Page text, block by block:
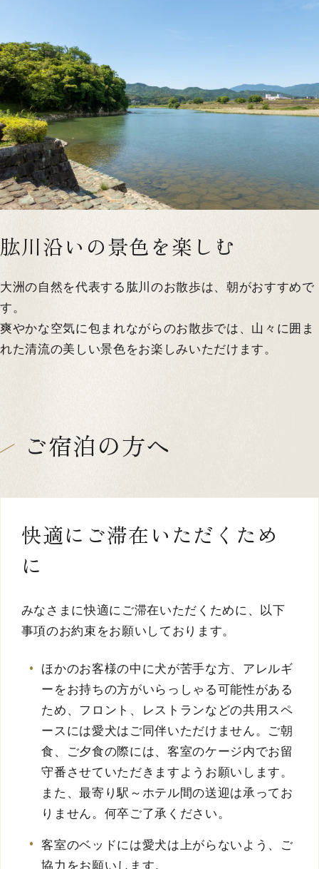
肱川沿いの景色を楽しむ
大洲の自然を代表する肱川のお散歩は、朝がおすすめで
す。
爽やかな空気に包まれながらのお散歩では、山々に囲ま
れた清流の美しい景色をお楽しみいただけます。
ご宿泊の方へ
快適にご滞在いただくため
に
みなさまに快適にご滞在いただくために、以下
事項のお約束をお願いしております。
ほかのお客様の中に犬が苦手な方、アレルギ
ーをお持ちの方がいらっしゃる可能性がある
ため、フロント、レストランなどの共用スペ
ースには愛犬はご同伴いただけません。ご朝
食、ご夕食の際には、客室のケージ内でお留
守番させていただきますようお願いします。
また、最寄り駅～ホテル間の送迎は承ってお
りません。何卒ご了承ください。
客室のベッドには愛犬は上がらないよう、ご
協力をお願いします。